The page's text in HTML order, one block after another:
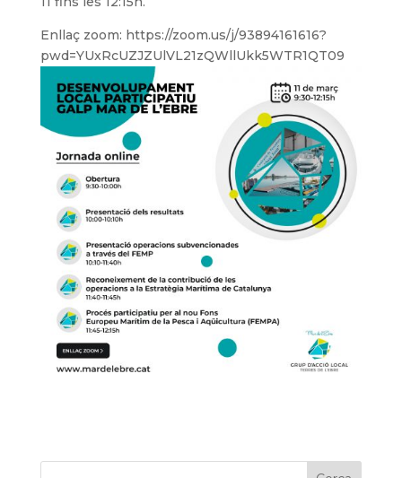
Enllaç zoom: https://zoom.us/j/93894161616?
pwd=YUxRcUZJZUlVL21zQWllUkk5WTR1QT09